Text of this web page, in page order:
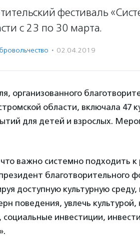
фестиваль
с 23 по 30 марта.
· 02.04.2019
организованного
области, включала 47
для детей и взрослых.
важно системно подходить
благотворительного
доступную культурную
поведения, увлечь культурой,
инвестиции,